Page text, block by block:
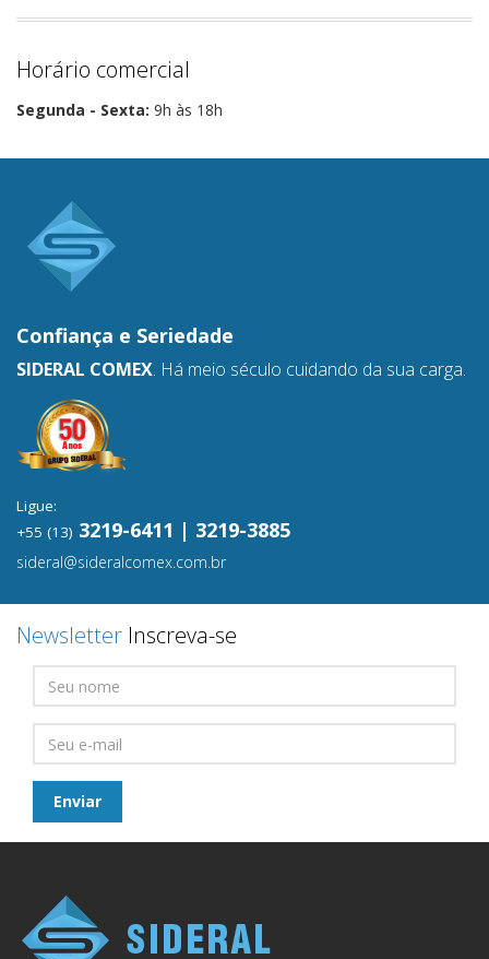
Horário comercial
Segunda - Sexta: 9h às 18h
Confiança e Seriedade
SIDERAL COMEX. Há meio século cuidando da sua carga.
Ligue:
+55 (13) 3219-6411 | 3219-3885
sideral@sideralcomex.com.br
Newsletter Inscreva-se